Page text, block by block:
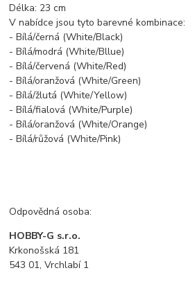
Délka: 23 cm
V nabídce jsou tyto barevné kombinace:
- Bílá/černá (White/Black)
- Bílá/modrá (White/Bllue)
- Bílá/červená (White/Red)
- Bílá/oranžová (White/Green)
- Bílá/žlutá (White/Yellow)
- Bílá/fialová (White/Purple)
- Bílá/oranžová (White/Orange)
- Bílá/růžová (White/Pink)
Odpovědná osoba:
HOBBY-G s.r.o.
Krkonošská 181
543 01, Vrchlabí 1